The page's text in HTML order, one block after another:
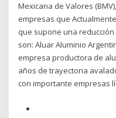
Mexicana de Valores
empresas que
que supone una
son: Aluar Aluminio
empresa productora de
años de trayectoria
con importante empresas